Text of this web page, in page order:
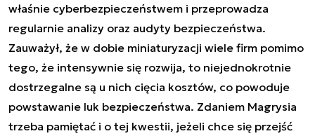
właśnie cyberbezpieczeństwem i przeprowadza
regularnie analizy oraz audyty bezpieczeństwa.
Zauważył, że w dobie miniaturyzacji wiele firm pomimo
tego, że intensywnie się rozwija, to niejednokrotnie
dostrzegalne są u nich cięcia kosztów, co powoduje
powstawanie luk bezpieczeństwa. Zdaniem Magrysia
trzeba pamiętać i o tej kwestii, jeżeli chce się przejść